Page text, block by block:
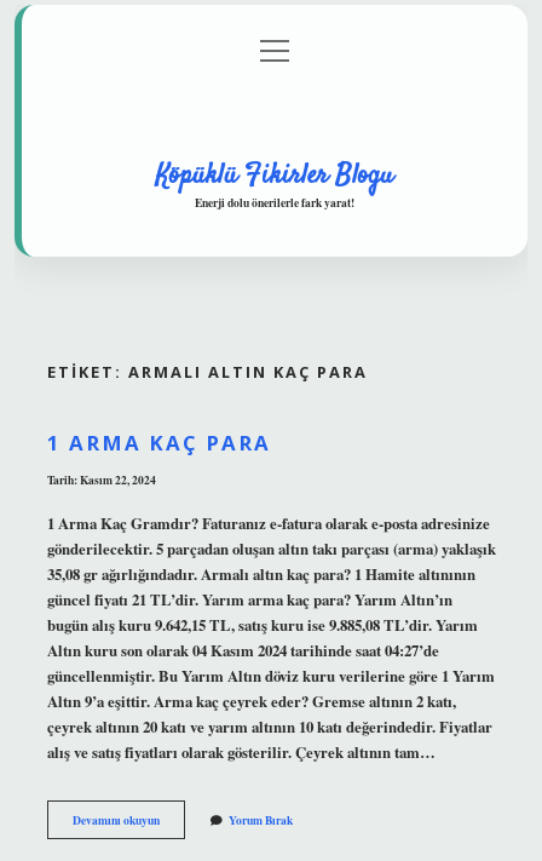
Gizlilik Politikası
menüyü
aç
Köpüklü Fikirler Blogu
Enerji dolu önerilerle fark yarat!
ETIKET: ARMALI ALTIN KAÇ PARA
1 ARMA KAÇ PARA
Tarih: Kasım 22, 2024
1 Arma Kaç Gramdır? Faturanız e-fatura olarak e-posta adresinize
gönderilecektir. 5 parçadan oluşan altın takı parçası (arma) yaklaşık
35,08 gr ağırlığındadır. Armalı altın kaç para? 1 Hamite altınının
güncel fiyatı 21 TL’dir. Yarım arma kaç para? Yarım Altın’ın
bugün alış kuru 9.642,15 TL, satış kuru ise 9.885,08 TL’dir. Yarım
Altın kuru son olarak 04 Kasım 2024 tarihinde saat 04:27’de
güncellenmiştir. Bu Yarım Altın döviz kuru verilerine göre 1 Yarım
Altın 9’a eşittir. Arma kaç çeyrek eder? Gremse altının 2 katı,
çeyrek altının 20 katı ve yarım altının 10 katı değerindedir. Fiyatlar
alış ve satış fiyatları olarak gösterilir. Çeyrek altının tam…
Devamını okuyun1
Arma
Yorum Bırak